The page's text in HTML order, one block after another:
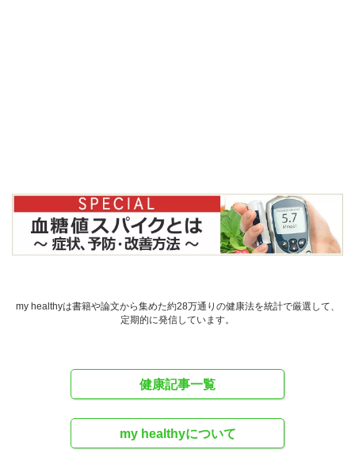
my healthyは書籍や論文から集めた約28万通りの健康法を統計で厳選して、
定期的に発信しています。
健康記事一覧
my healthyについて